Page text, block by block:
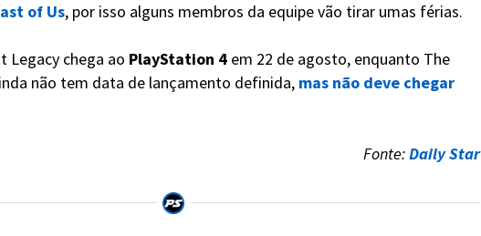
of Us, por isso alguns membros da equipe vão tirar umas férias.
Legacy chega ao PlayStation 4em 22 de agosto, enquanto The
não tem data de lançamento definida, mas não deve chegar
Fonte:Daily Star